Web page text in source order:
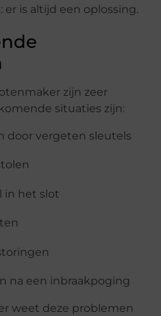
is altijd een oplossing.
zijn zeer
situaties zijn:
door vergeten sleutels
in het slot
na een inbraakpoging
weet deze problemen